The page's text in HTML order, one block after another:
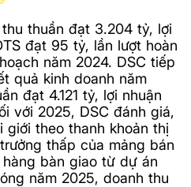
thuần đạt 3.204 tỷ, lợi
đạt 95 tỷ, lần lượt hoàn
năm 2024. DSC tiếp
quả kinh doanh năm
đạt 4.121 tỷ, lợi nhuận
với 2025, DSC đánh giá,
giới theo thanh khoản thị
thấp của mảng bán
bàn giao từ dự án
năm 2025, doanh thu